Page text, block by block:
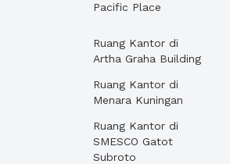
Pacific Place
Ruang Kantor di
Artha Graha Building
Ruang Kantor di
Menara Kuningan
Ruang Kantor di
SMESCO Gatot
Subroto